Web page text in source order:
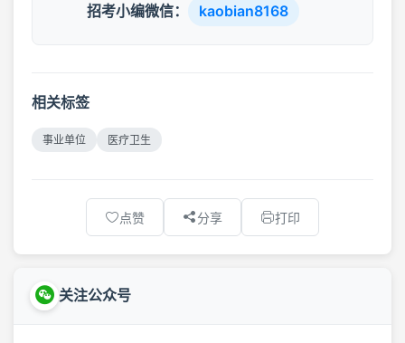
招考小编微信： kaobian8168
相关标签
事业单位 医疗卫生
点赞 分享 打印
关注公众号